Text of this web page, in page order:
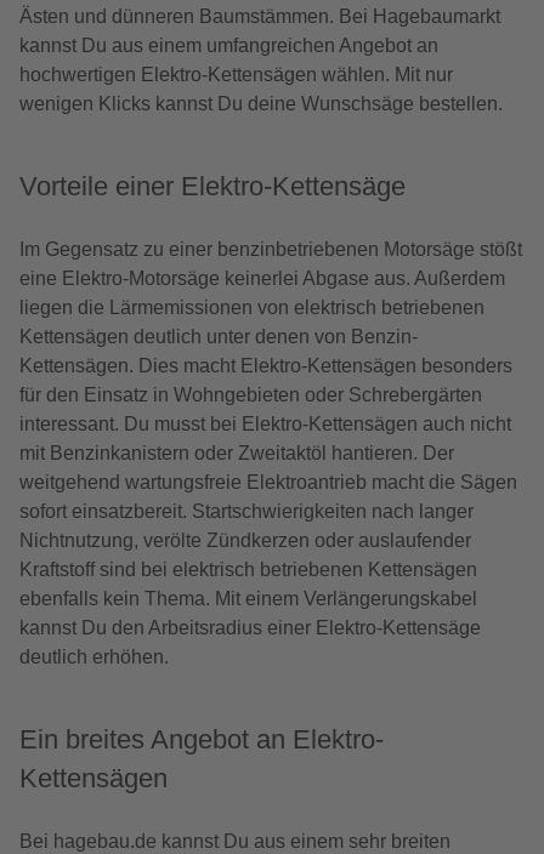
Ästen und dünneren Baumstämmen. Bei Hagebaumarkt
kannst Du aus einem umfangreichen Angebot an
hochwertigen Elektro-Kettensägen wählen. Mit nur
wenigen Klicks kannst Du deine Wunschsäge bestellen.
Vorteile einer Elektro-Kettensäge
Im Gegensatz zu einer benzinbetriebenen Motorsäge stößt
eine Elektro-Motorsäge keinerlei Abgase aus. Außerdem
liegen die Lärmemissionen von elektrisch betriebenen
Kettensägen deutlich unter denen von Benzin-
Kettensägen. Dies macht Elektro-Kettensägen besonders
für den Einsatz in Wohngebieten oder Schrebergärten
interessant. Du musst bei Elektro-Kettensägen auch nicht
mit Benzinkanistern oder Zweitaktöl hantieren. Der
weitgehend wartungsfreie Elektroantrieb macht die Sägen
sofort einsatzbereit. Startschwierigkeiten nach langer
Nichtnutzung, verölte Zündkerzen oder auslaufender
Kraftstoff sind bei elektrisch betriebenen Kettensägen
ebenfalls kein Thema. Mit einem Verlängerungskabel
kannst Du den Arbeitsradius einer Elektro-Kettensäge
deutlich erhöhen.
Ein breites Angebot an Elektro-
Kettensägen
Bei hagebau.de kannst Du aus einem sehr breiten